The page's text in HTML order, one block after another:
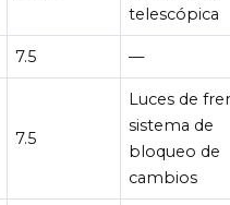
telescópica
7.5 —
7.5
Luces de
sistema de
bloqueo de
cambios